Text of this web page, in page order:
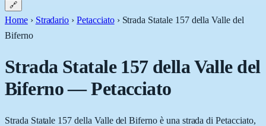
🔗
Home › Stradario › Petacciato › Strada Statale 157 della Valle del
Biferno
Strada Statale 157 della Valle del
Biferno—Petacciato
Strada Statale 157 della Valle del Biferno è una strada di Petacciato,